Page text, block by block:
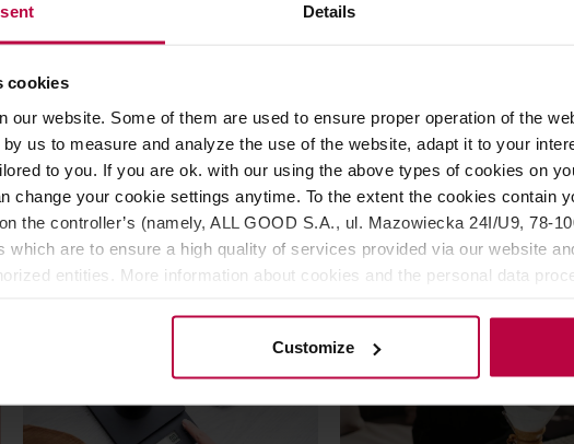
Details
cookies
our website. Some of them are used to ensure proper operation of the
us to measure and analyze the use of the website, adapt it to your
to you. If you are ok. with our using the above types of cookies on
change your cookie settings anytime. To the extent the cookies contain
the controller’s (namely, ALL GOOD S.A., ul. Mazowiecka 24I/U9, 78-
which are to ensure a high quality of services provided via our website
entities. More information about cookies and the personal data
Customize
Toddy - Commercial Toddy Maker
Lid - Przykrywka
89,90 zł
Najniższa cena: 89,90 zł
57,99 zł
Toddy - Commercial Toddy
Najniższa